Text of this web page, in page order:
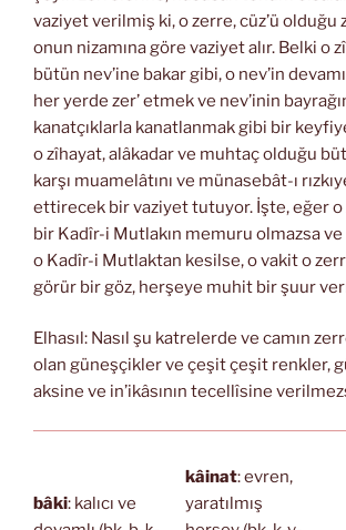
vaziyet verilmiş ki, o zerre, cüz’ü olduğu
onun nizamına göre vaziyet alır. Belki o
bütün nev’ine bakar gibi, o nev’in
her yerde zer’ etmek ve nev’inin
kanatçıklarla kanatlanmak gibi bir
o zîhayat, alâkadar ve muhtaç olduğu
karşı muamelâtını ve münasebât-ı
ettirecek bir vaziyet tutuyor. İşte, eğer o
bir Kadîr-i Mutlakın memuru olmazsa
o Kadîr-i Mutlaktan kesilse, o vakit o
görür bir göz, herşeye muhit bir şuur
Elhasıl: Nasıl şu katrelerde ve camın
olan güneşçikler ve çeşit çeşit renkler,
aksine ve in’ikâsının tecellîsine
bâki: kalıcı ve
kâinat: evren,
yaratılmış